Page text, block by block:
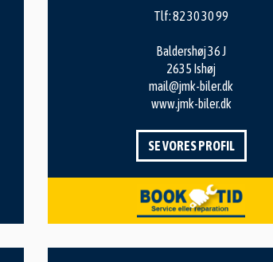
Tlf:82 30 30 99
Baldershøj 36 J
2635 Ishøj
mail@jmk-biler.dk
www.jmk-biler.dk
SE VORES PROFIL